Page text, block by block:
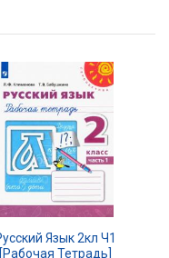
Язык 2кл Ч1
[Рабочая Тетрадь]